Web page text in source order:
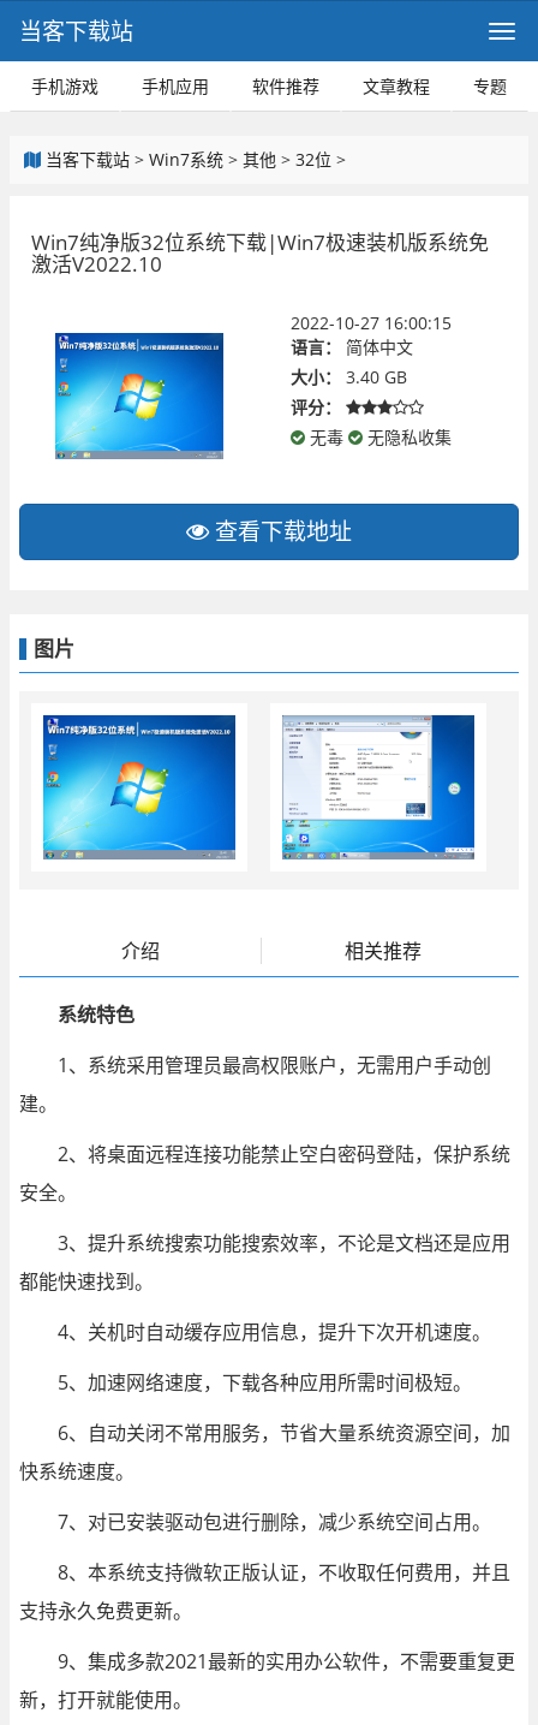
当客下载站
手机游戏 手机应用 软件推荐 文章教程 专题
当客下载站 > Win7系统 > 其他 > 32位 >
Win7纯净版32位系统下载|Win7极速装机版系统免
激活V2022.10
2022-10-27 16:00:15
语言：
简体中文
大小：
3.40 GB
评分：
无毒
无隐私收集
查看下载地址
图片
介绍 相关推荐
系统特色
1、系统采用管理员最高权限账户，无需用户手动创
建。
2、将桌面远程连接功能禁止空白密码登陆，保护系统
安全。
3、提升系统搜索功能搜索效率，不论是文档还是应用
都能快速找到。
4、关机时自动缓存应用信息，提升下次开机速度。
5、加速网络速度，下载各种应用所需时间极短。
6、自动关闭不常用服务，节省大量系统资源空间，加
快系统速度。
7、对已安装驱动包进行删除，减少系统空间占用。
8、本系统支持微软正版认证，不收取任何费用，并且
支持永久免费更新。
9、集成多款2021最新的实用办公软件，不需要重复更
新，打开就能使用。